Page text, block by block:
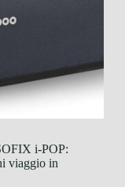
i-POP:
viaggio in